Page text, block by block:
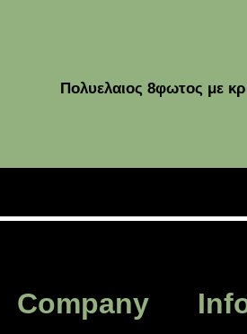
Πολυελαιος 8φωτος με
Company